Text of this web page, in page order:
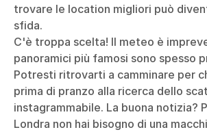
trovare le location migliori può
sfida.
C'è troppa scelta! Il meteo è
panoramici più famosi sono spesso
Potresti ritrovarti a camminare per
prima di pranzo alla ricerca dello
instagrammabile. La buona notizia?
Londra non hai bisogno di una